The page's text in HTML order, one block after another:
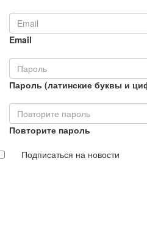
Email
Пароль (латинские буквы и
Повторите пароль
Подписаться на новости